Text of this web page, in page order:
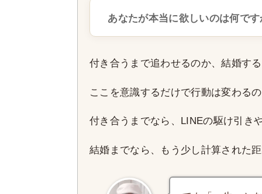
あなたが本当に欲しいのは何です
付き合うまで追わせるのか、結婚す
ここを意識するだけで行動は変わるの
付き合うまでなら、LINEの駆け引き
結婚までなら、もう少し計算された